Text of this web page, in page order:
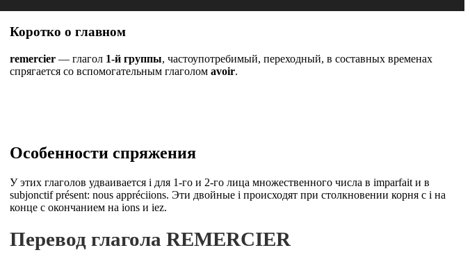
Коротко о главном
remercier — глагол 1-й группы, частоупотребимый, переходный, в составных временах
спрягается со вспомогательным глаголом avoir.
Особенности спряжения
У этих глаголов удваивается i для 1-го и 2-го лица множественного числа в imparfait и в
subjonctif présent: nous appréciions. Эти двойные i происходят при столкновении корня с i на
конце с окончанием на ions и iez.
Перевод глагола REMERCIER